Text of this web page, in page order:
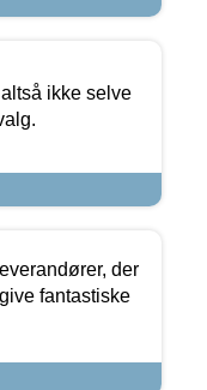
ikke selve
der
fantastiske